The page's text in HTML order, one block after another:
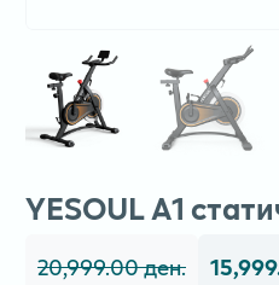
YESOUL A1
20,999.00 ден.